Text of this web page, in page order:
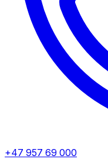
+47 957 69 000